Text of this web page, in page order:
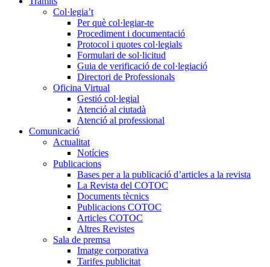
Col·legia’t
Per què col·legiar-te
Procediment i documentació
Protocol i quotes col·legials
Formulari de sol·licitud
Guia de verificació de col·legiació
Directori de Professionals
Oficina Virtual
Gestió col·legial
Atenció al ciutadà
Atenció al professional
Comunicació
Actualitat
Notícies
Publicacions
Bases per a la publicació d’articles a la revista
La Revista del COTOC
Documents tècnics
Publicacions COTOC
Articles COTOC
Altres Revistes
Sala de premsa
Imatge corporativa
Tarifes publicitat